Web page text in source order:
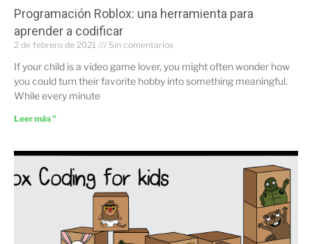
Programación Roblox: una herramienta para
aprender a codificar
2 de febrero de 2021 Sin comentarios
If your child is a video game lover, you might often wonder how
you could turn their favorite hobby into something meaningful.
While every minute
Leer más "